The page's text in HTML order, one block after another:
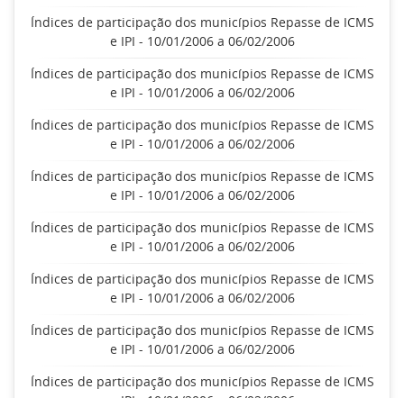
Índices de participação dos municípios Repasse de ICMS
e IPI - 10/01/2006 a 06/02/2006
Índices de participação dos municípios Repasse de ICMS
e IPI - 10/01/2006 a 06/02/2006
Índices de participação dos municípios Repasse de ICMS
e IPI - 10/01/2006 a 06/02/2006
Índices de participação dos municípios Repasse de ICMS
e IPI - 10/01/2006 a 06/02/2006
Índices de participação dos municípios Repasse de ICMS
e IPI - 10/01/2006 a 06/02/2006
Índices de participação dos municípios Repasse de ICMS
e IPI - 10/01/2006 a 06/02/2006
Índices de participação dos municípios Repasse de ICMS
e IPI - 10/01/2006 a 06/02/2006
Índices de participação dos municípios Repasse de ICMS